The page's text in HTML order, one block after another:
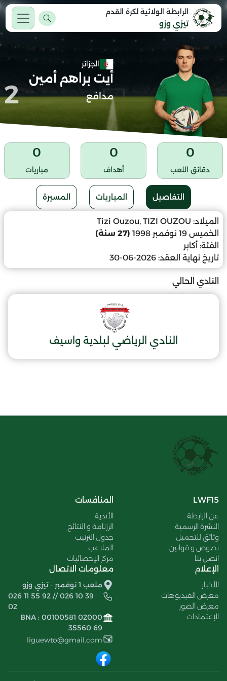
الرابطة الولائية لكرة القدم
تيزي وزو
الجزائر
أيت براهم أمين
مدافع 2
0
دقائق اللعب
0
أهداف
0
مباريات
التفاصيل المباريات المسيرة
الميلاد: Tizi Ouzou, TIZI OUZOU
الخميس 19 نوفمبر 1998
(27 سنة)
الفئة: أكابر
تاريخ نهاية العقد: 2026-06-30
النادي الحالي
النادي الرياضي لبلدية واسيف
LWF15
عن الرابطة
النشرة الرسمية
وثائق للتحميل
نصوص و قوانين
اتصل بنا
المنافسات
الأندية
الرزنامة و النتائج
جدول الترتيب
الملاعب
مركز الإحصائيات
الإعلام
الأخبار
معرض الفيديوهات
معرض الصور
الإعتمادات
معلومات الاتصال
ملعب 1 نوفمبر - تيزي وزو
026 11 55 92 // 026 10 39
02
BNA : 00100581 02000
35560 69
liguewto@gmail.com